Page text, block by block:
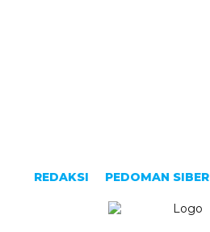
REDAKSI PEDOMAN SIBER